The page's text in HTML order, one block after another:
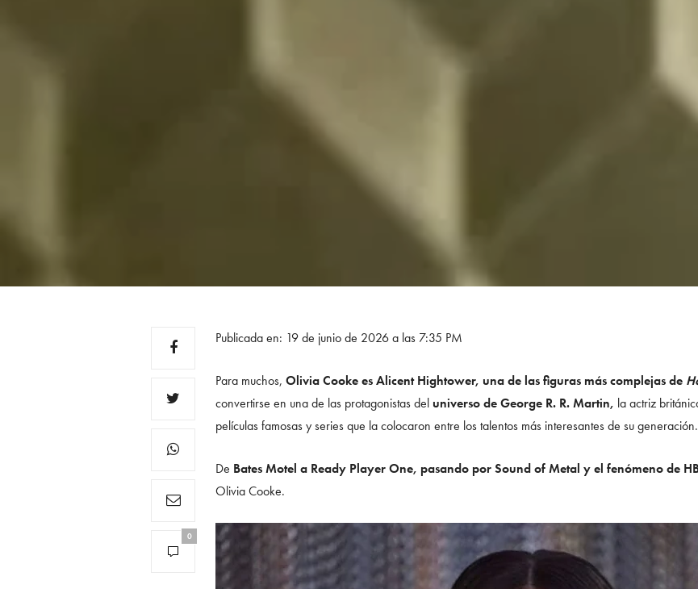
0
Publicada en: 19 de junio de 2026 a las 7:35 PM
Para muchos, Olivia Cooke es Alicent Hightower, una de las figuras más complejas de
convertirse en una de las protagonistas del universo de George R. R. Martin, la actriz
películas famosas y series que la colocaron entre los talentos más interesantes de su generación.
De Bates Motel a Ready Player One, pasando por Sound of Metal y el fenómeno de
Olivia Cooke.